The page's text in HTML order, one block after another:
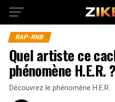
RAP-RNB
Quel artiste ce
phénomène H.E.R. ?
Découvrez le phénomène H.E.R.